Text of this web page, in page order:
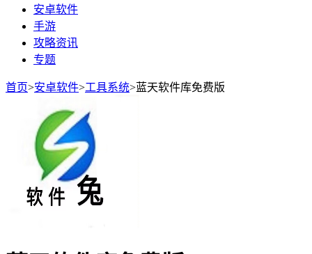
安卓软件
手游
攻略资讯
专题
首页>安卓软件>工具系统>蓝天软件库免费版